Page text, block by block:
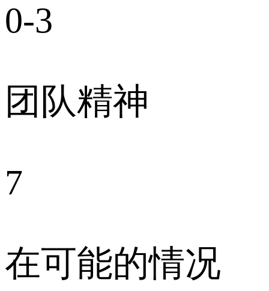
0-3
团队精神
7
在可能的情况